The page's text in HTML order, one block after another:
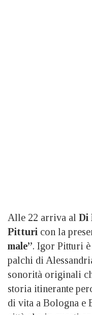
Alle 22 arriva al Di
Pitturi con la
male”. Igor Pitturi è
palchi di
sonorità originali
storia itinerante
di vita a Bologna e